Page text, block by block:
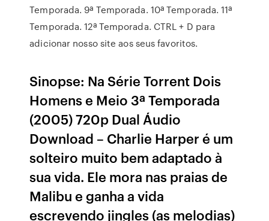
Temporada. 9ª Temporada. 10ª Temporada. 11ª
Temporada. 12ª Temporada. CTRL + D para
adicionar nosso site aos seus favoritos.
Sinopse: Na Série Torrent Dois
Homens e Meio 3ª Temporada
(2005) 720p Dual Áudio
Download – Charlie Harper é um
solteiro muito bem adaptado à
sua vida. Ele mora nas praias de
Malibu e ganha a vida
escrevendo jingles (as melodias)